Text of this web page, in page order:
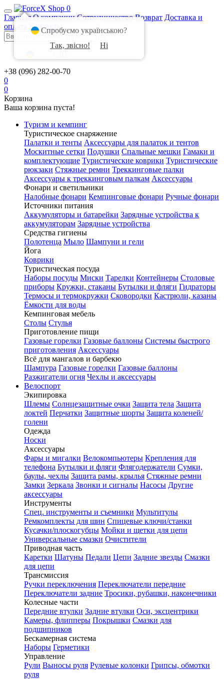
0
Главная О компании Сотрудничество Возврат Доставка и
оплата
Контакты
+38 (096) 282-00-70
0
0
Корзина
Ваша корзина пуста!
Туризм и кемпинг
Туристическое снаряжение
Палатки и тенты Аксессуары для палаток и тентов
Москитные сетки Подушки Спальные мешки Гамаки и
комплектующие Туристические коврики Туристические
рюкзаки Стяжные ремни Треккинговые палки
Аксессуары к треккинговым палкам Аксессуары
Фонари и светильники
Налобные фонари Кемпинговые фонари Ручные фонари
Источники питания
Аккумуляторы и батарейки Зарядные устройства к
аккумуляторам Зарядные устройства
Средства гигиены
Полотенца Мыло Шампуни и гели
Йога
Коврики
Туристическая посуда
Наборы посуды Миски Тарелки Контейнеры Столовые
приборы Кружки, стаканы Бутылки и фляги Гидраторы
Термосы и термокружки Сковородки Кастрюли, казаны
Ёмкости для воды
Кемпинговая мебель
Столы Стулья
Приготовление пищи
Газовые горелки Газовые баллоны Системы быстрого
приготовления Аксессуары
Всё для мангалов и барбекю
Шампура Газовые горелки Газовые баллоны
Разжигатели огня Чехлы и аксессуары
Велоспорт
Экипировка
Шлемы Солнцезащитные очки Защита тела Защита
локтей Перчатки Защитные шорты Защита коленей/
голени
Одежда
Носки
Аксессуары
Фары и мигалки Велокомпьютеры Крепления для
телефона Бутылки и фляги Флягодержатели Сумки,
баулы, чехлы Защита рамы, крылья Стяжные ремни
Замки Зеркала Звонки и сигналы Насосы Другие
аксессуары
Инструменты
Спец. инструменты и съемники Мультитулы
Ремкомплекты для шин Спицевые ключи/станки
Кусачки/плоскогубцы Мойки и щетки для цепи
Универсальные смазки Очистители
Приводная часть
Каретки Шатуны Педали Цепи Задние звезды Смазки
для цепи
Трансмиссия
Ручки переключения Переключатели передние
Переключатели задние Тросики, рубашки, наконечники
Колесные части
Передние втулки Задние втулки Оси, эксцентрики
Камеры, флипперы Покрышки Смазки для
подшипников
Бескамерная система
Наборы Герметики
Управление
Рули Выносы руля Рулевые колонки Грипсы, обмотки
руля
Спробуємо українською?
Так, звісно!
Ні